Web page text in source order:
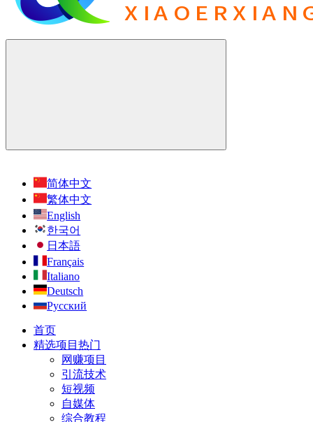
简体中文
繁体中文
English
한국어
日本語
Français
Italiano
Deutsch
Русский
首页
精选项目 热门
网赚项目
引流技术
短视频
自媒体
综合教程